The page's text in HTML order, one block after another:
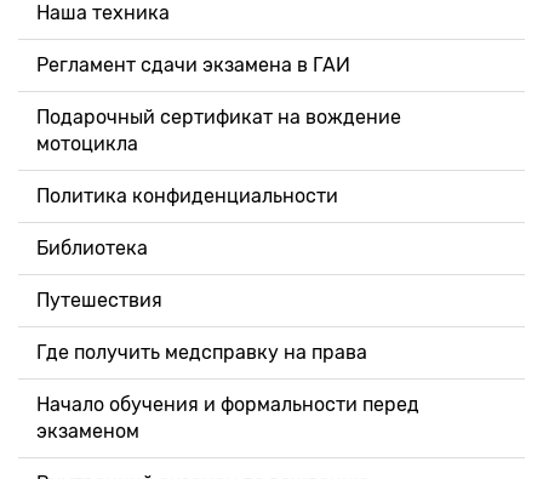
Наша техника
Регламент сдачи экзамена в ГАИ
Подарочный сертификат на вождение
мотоцикла
Политика конфиденциальности
Библиотека
Путешествия
Где получить медсправку на права
Начало обучения и формальности перед
экзаменом